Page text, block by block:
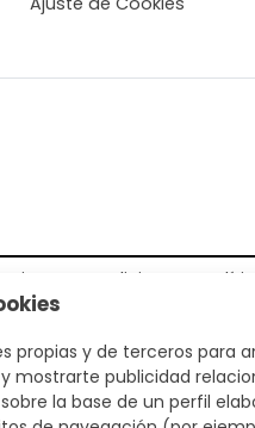
y Condiciones
de desarrollo,
tratados por parte de
la relación comercial. Puede
rectificación, cancelación,
propias y de terceros para
mostrarte publicidad
la base de un perfil